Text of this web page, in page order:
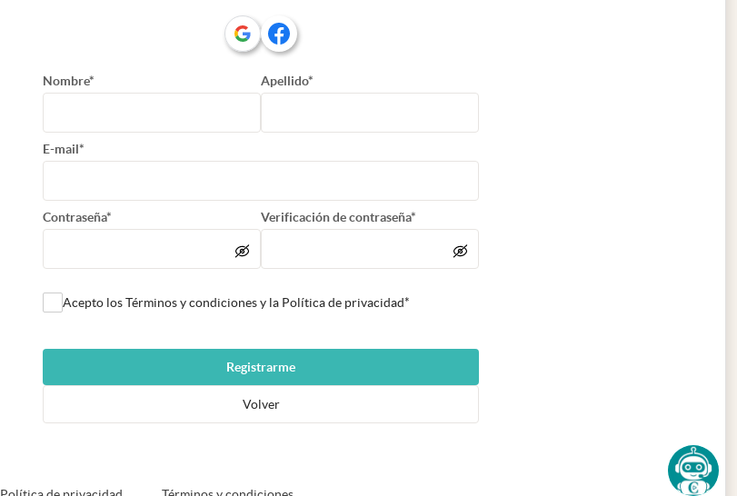
Nombre* Apellido*
E-mail*
Contraseña* Verificación de contraseña*
Acepto los Términos y condiciones y la Política de privacidad*
Registrarme
Volver